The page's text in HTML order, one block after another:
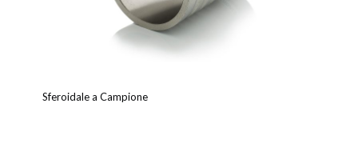
Sferoidale a Campione